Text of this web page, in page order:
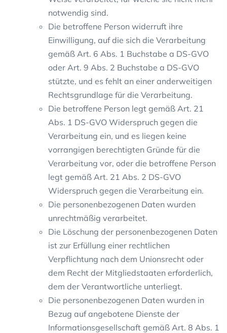
notwendig sind.
Die betroffene Person widerruft ihre
Einwilligung, auf die sich die Verarbeitung
gemäß Art. 6 Abs. 1 Buchstabe a DS-GVO
oder Art. 9 Abs. 2 Buchstabe a DS-GVO
stützte, und es fehlt an einer anderweitigen
Rechtsgrundlage für die Verarbeitung.
Die betroffene Person legt gemäß Art. 21
Abs. 1 DS-GVO Widerspruch gegen die
Verarbeitung ein, und es liegen keine
vorrangigen berechtigten Gründe für die
Verarbeitung vor, oder die betroffene Person
legt gemäß Art. 21 Abs. 2 DS-GVO
Widerspruch gegen die Verarbeitung ein.
Die personenbezogenen Daten wurden
unrechtmäßig verarbeitet.
Die Löschung der personenbezogenen Daten
ist zur Erfüllung einer rechtlichen
Verpflichtung nach dem Unionsrecht oder
dem Recht der Mitgliedstaaten erforderlich,
dem der Verantwortliche unterliegt.
Die personenbezogenen Daten wurden in
Bezug auf angebotene Dienste der
Informationsgesellschaft gemäß Art. 8 Abs. 1